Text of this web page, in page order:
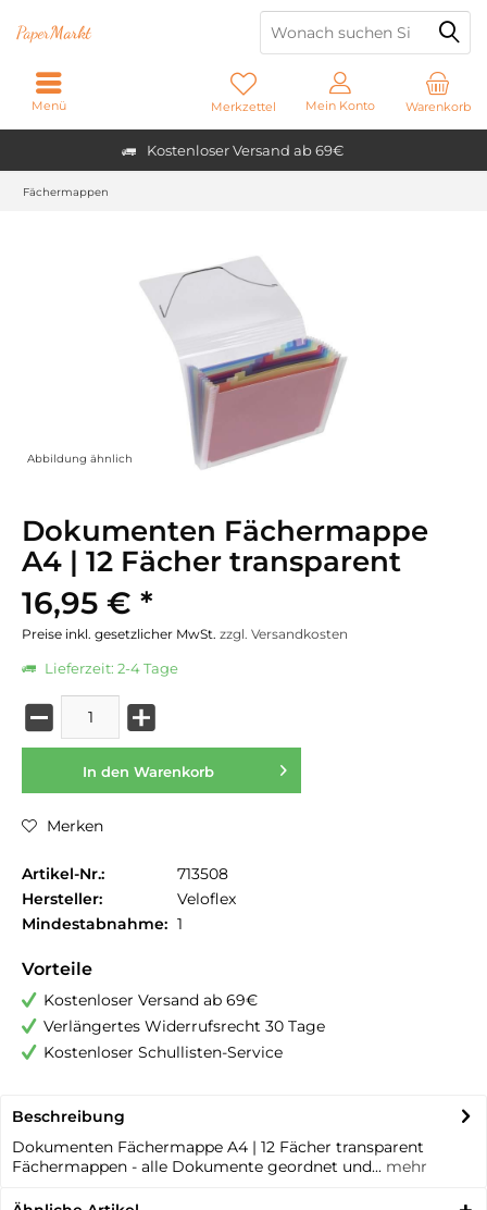
Kostenloser Versand ab 69€
PaperMarkt
Warenkorb
Merkzettel Mein Konto
Menü
Fächermappen
Abbildung ähnlich
Dokumenten Fächermappe
A4 | 12 Fächer transparent
16,95 € *
Preise inkl. gesetzlicher MwSt. zzgl. Versandkosten
Lieferzeit: 2-4 Tage
In den Warenkorb
Merken
Artikel-Nr.:
713508
Hersteller:
Veloflex
Mindestabnahme: 1
Vorteile
Kostenloser Versand ab 69€
Verlängertes Widerrufsrecht 30 Tage
Kostenloser Schullisten-Service
Beschreibung
Dokumenten Fächermappe A4 | 12 Fächer transparent
Fächermappen - alle Dokumente geordnet und... mehr